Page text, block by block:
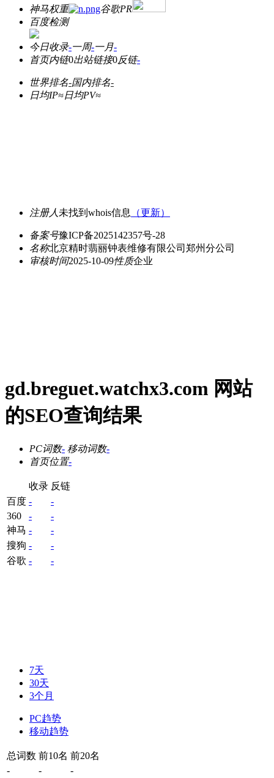
神马权重
谷歌PR
百度检测
今日收录-一周-一月-
首页内链0出站链接0反链-
世界排名-国内排名-
日均IP≈日均PV≈
注册人 未找到whois信息 （更新）
备案号豫ICP备2025142357号-28
名称北京精时翡丽钟表维修有限公司郑州分公司
审核时间2025-10-09性质企业
gd.breguet.watchx3.com 网站
的SEO查询结果
PC词数- 移动词数-
首页位置-
收录 反链
百度 -
-
360
-
-
神马 -
-
搜狗 -
-
谷歌 - -
7天
30天
3个月
PC趋势
移动趋势
总词数 前10名 前20名
-
- -